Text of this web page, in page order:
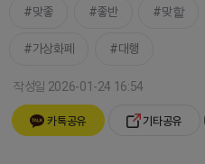
맞좋 좋반 맞핱
가상화폐 대행
작성일 2026-01-24 16:54
카톡공유 기타공유